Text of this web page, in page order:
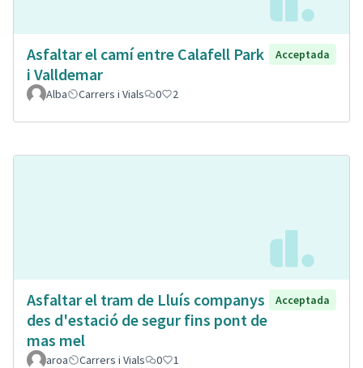
Asfaltar el camí entre Calafell Park
i Valldemar
Acceptada
Alba Carrers i Vials 0 2
Asfaltar el tram de Lluís companys
des d'estació de segur fins pont de
mas mel
Acceptada
aroa Carrers i Vials 0 1